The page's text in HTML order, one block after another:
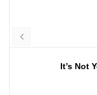
It’s Not